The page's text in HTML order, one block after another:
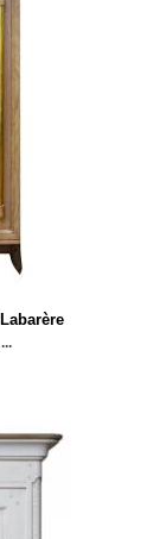
Labarère
...